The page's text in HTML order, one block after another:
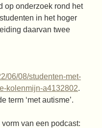
op onderzoek rond het
in het hoger
daarvan twee
06/08/studenten-met-
kolenmijn-a4132802.
term ‘met autisme’.
van een podcast: